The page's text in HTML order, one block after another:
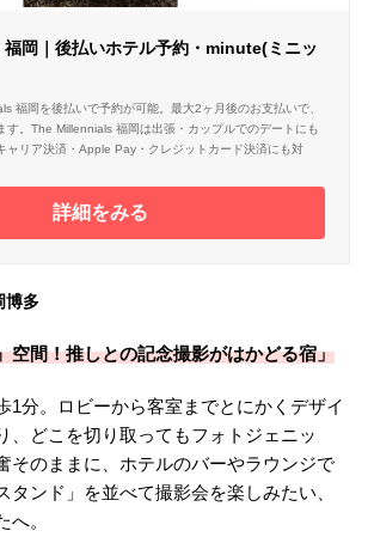
岡｜後払いホテル予約・minute(ミニッ
福岡を後払いで予約が可能。最大2ヶ月後のお支払いで、
す。The Millennials 福岡は出張・カップルでのデートにも
ャリア決済・Apple Pay・クレジットカード決済にも対
詳細をみる
博多
空間！推しとの記念撮影がはかどる宿」
1分。ロビーから客室までとにかくデザイ
、どこを切り取ってもフォトジェニッ
そのままに、ホテルのバーやラウンジで
タンド」を並べて撮影会を楽しみたい、
へ。